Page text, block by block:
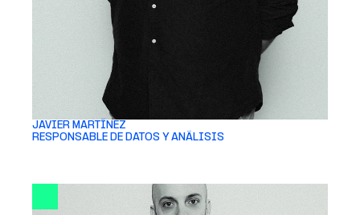
JAVIER MARTÍNEZ
RESPONSABLE DE DATOS Y ANÁLISIS